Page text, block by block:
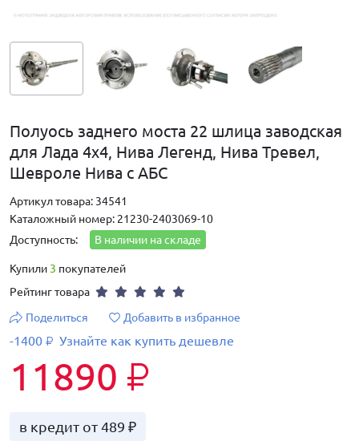
Полуось заднего моста 22 шлица заводская
для Лада 4х4, Нива Легенд, Нива Тревел,
Шевроле Нива с АБС
Артикул товара: 34541
Каталожный номер: 21230-2403069-10
Доступность:
В наличии на складе
Купили3 покупателей
Рейтинг товара
Поделиться
Добавить в избранное
-1400 ₽ Узнайте как купить дешевле
11890 ₽
в кредит от 489 ₽